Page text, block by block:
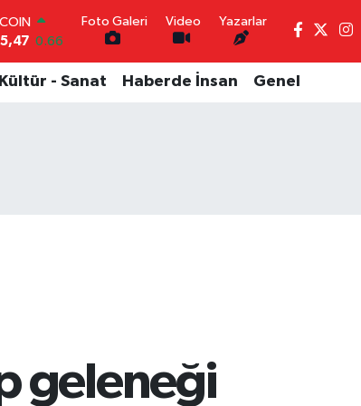
0.66
0.05
Foto Galeri Video Yazarlar
Kültür - Sanat Haberde İnsan Genel
geleneği